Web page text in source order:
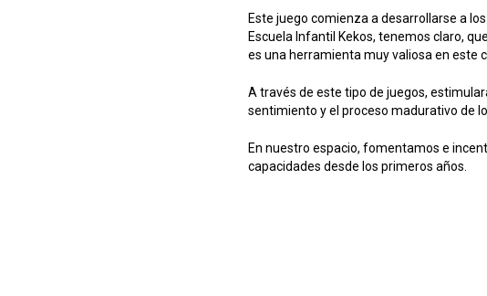
Este juego comienza a desarrollarse a
Escuela Infantil Kekos, tenemos claro,
es una herramienta muy valiosa en este
A través de este tipo de juegos,
sentimiento y el proceso madurativo de
En nuestro espacio, fomentamos e
capacidades desde los primeros años.